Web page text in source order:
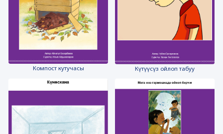
Компост кутучасы Күтүүсүз ойлоп табуу